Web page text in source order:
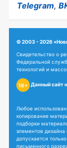
Telegram,
© 2003 - 2026
Свидетельство о
Федеральной
технологий и
18+ Данный сайт
Любое
копирование
подборки
элементов
допускается
письменного